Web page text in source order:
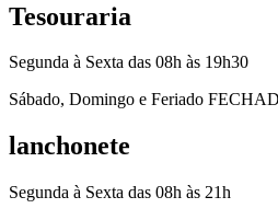
Tesouraria
Segunda à Sexta das 08h às 19h30
Sábado, Domingo e Feriado
lanchonete
Segunda à Sexta das 08h às 21h